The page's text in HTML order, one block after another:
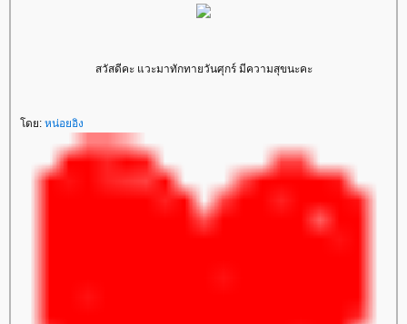
สวัสดีคะ แวะมาทักทายวันศุกร์ มีความสุขนะคะ
ดย: หน่อยอิง